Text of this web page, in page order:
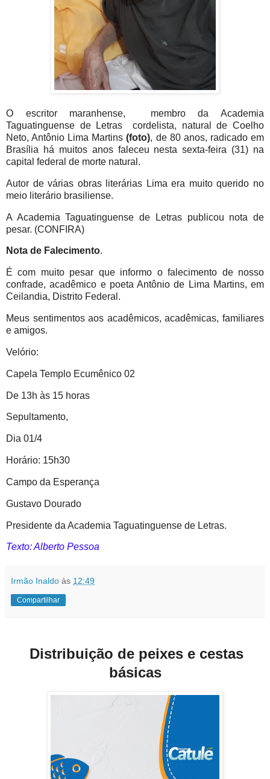
O escritor maranhense, membro da Academia
Taguatinguense de Letras cordelista, natural de Coelho
Neto, Antônio Lima Martins(foto), de 80 anos, radicado em
Brasília há muitos anos faleceu nesta sexta-feira (31) na
capital federal de morte natural.
Autor de várias obras literárias Lima era muito querido no
meio literário brasiliense.
A Academia Taguatinguense de Letras publicou nota de
pesar. (CONFIRA)
Nota de Falecimento.
É com muito pesar que informo o falecimento de nosso
confrade, acadêmico e poeta Antônio de Lima Martins, em
Ceilandia, Distrito Federal.
Meus sentimentos aos acadêmicos, acadêmicas, familiares
e amigos.
Velório:
Capela Templo Ecumênico 02
De 13h às 15 horas
Sepultamento,
Dia 01/4
Horário: 15h30
Campo da Esperança
Gustavo Dourado
Presidente da Academia Taguatinguense de Letras.
Texto: Alberto Pessoa
Irmão Inaldo às 12:49
Compartilhar
Distribuição de peixes e cestas
básicas